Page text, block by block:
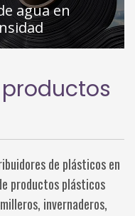
agua en
de plásticos en
productos plásticos
invernaderos,